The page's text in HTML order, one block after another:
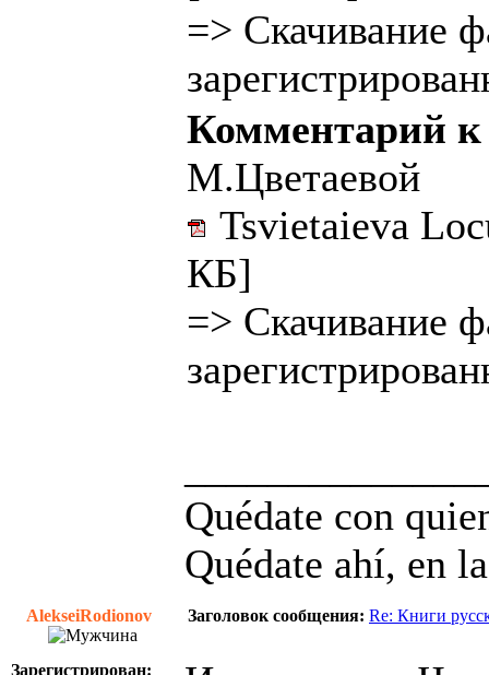
=> Скачивание
Комментарий
М.Цветаевой
Tsvietaieva
КБ]
=> Скачивание
Quédate con
Quédate ahí, en
AlekseiRodionov Заголовок сообщения: Re: Книги
Зарегистрирован: